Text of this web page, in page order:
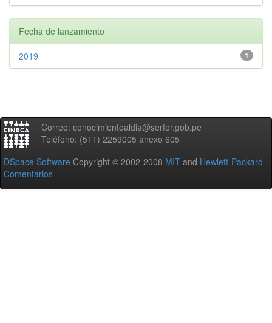
Fecha de lanzamiento
1
2019
Correo: conocimientoaldia@serfor.gob.pe
Teléfono: (511) 2259005 anexo 605
DSpace Software Copyright © 2002-2008 MIT and Hewlett-Packard -
Comentarios